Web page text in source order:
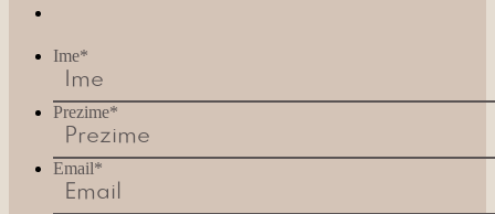
Ime*
Prezime*
Email*